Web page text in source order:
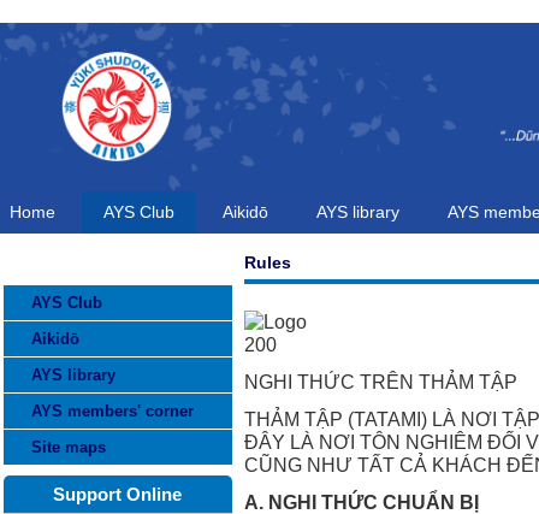
Home AYS Club Aikidō AYS library AYS
AYS Club
Aikidō
AYS library
AYS members' corner
Site maps
Support Online
Rules
NGHI THỨC TRÊN THẢM TẬP
THẢM TẬP (TATAMI) LÀ NƠI
ĐÂY LÀ NƠI TÔN NGHIÊM ĐỐI
CŨNG NHƯ TẤT CẢ KHÁCH
A. NGHI THỨC CHUẨN BỊ